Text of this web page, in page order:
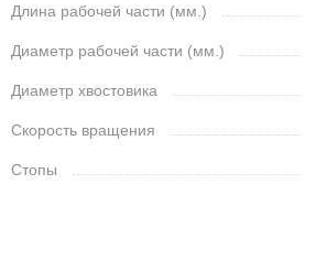
Длина рабочей части (мм.)
Диаметр рабочей части (мм.)
Диаметр хвостовика
Скорость вращения
Стопы